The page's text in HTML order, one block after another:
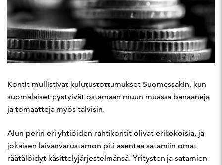
Kontit mullistivat kulutustottumukset Suomessakin, kun
suomalaiset pystyivät ostamaan muun muassa banaaneja
ja tomaatteja myös talvisin.
Alun perin eri yhtiöiden rahtikontit olivat erikokoisia, ja
jokaisen laivanvarustamon piti asentaa satamiin omat
räätälöidyt käsittelyjärjestelmänsä. Yritysten ja satamien